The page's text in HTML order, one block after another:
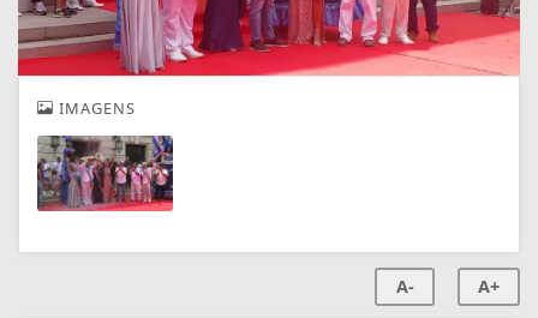
IMAGENS
A- A+